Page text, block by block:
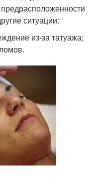
ситуации:
из-за татуажа;